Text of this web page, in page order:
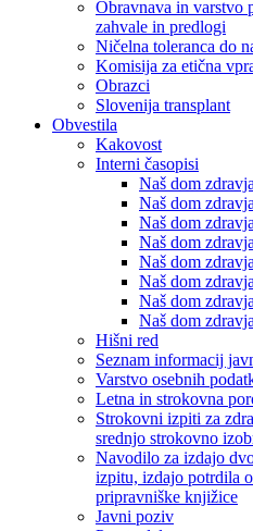
Obravnava in varstvo
zahvale in predlogi
Ničelna toleranca do
Komisija za etična
Obrazci
Slovenija transplant
Obvestila
Kakovost
Interni časopisi
Naš dom
Naš dom
Naš dom
Naš dom
Naš dom
Naš dom
Naš dom
Naš dom
Hišni red
Seznam informacij
Varstvo osebnih
Letna in strokovna
Strokovni izpiti za
srednjo strokovno
Navodilo za izdajo
izpitu, izdajo potrdila
pripravniške knjižice
Javni poziv